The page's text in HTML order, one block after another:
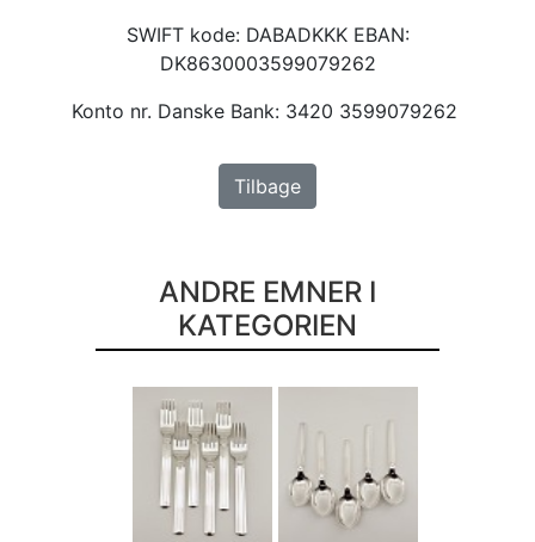
SWIFT kode: DABADKKK EBAN:
DK8630003599079262
Konto nr. Danske Bank: 3420 3599079262
Tilbage
ANDRE EMNER I
KATEGORIEN